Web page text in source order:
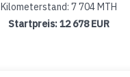
Kilometerstand: 7 704 MTH
Startpreis:12 678 EUR